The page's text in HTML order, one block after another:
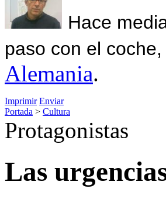
Hace
paso con el
Alemania.
Imprimir Enviar
Portada > Cultura
Protagonistas
Las